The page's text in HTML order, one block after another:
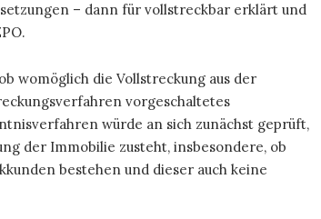
– dann für vollstreckbar erklärt und
womöglich die Vollstreckung aus der
vorgeschaltetes
würde an sich zunächst geprüft,
der Immobilie zusteht, insbesondere, ob
bestehen und dieser auch keine